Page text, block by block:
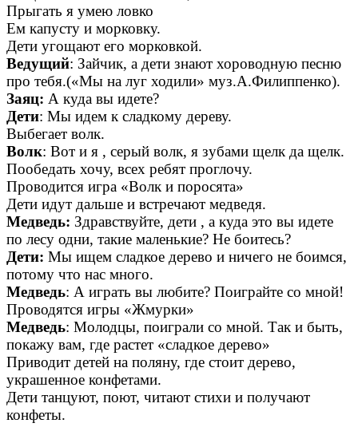
Прыгать я умею ловко
Ем капусту и морковку.
Дети угощают его морковкой.
Ведущий: Зайчик, а дети знают хороводную песню
про тебя.(«Мы на луг ходили» муз.А.Филиппенко).
Заяц: А куда вы идете?
Дети: Мы идем к сладкому дереву.
Выбегает волк.
Волк: Вот и я , серый волк, я зубами щелк да щелк.
Пообедать хочу, всех ребят проглочу.
Проводится игра «Волк и поросята»
Дети идут дальше и встречают медведя.
Медведь: Здравствуйте, дети , а куда это вы идете
по лесу одни, такие маленькие? Не боитесь?
Дети: Мы ищем сладкое дерево и ничего не боимся,
потому что нас много.
Медведь: А играть вы любите? Поиграйте со мной!
Проводятся игры «Жмурки»
Медведь: Молодцы, поиграли со мной. Так и быть,
покажу вам, где растет «сладкое дерево»
Приводит детей на поляну, где стоит дерево,
украшенное конфетами.
Дети танцуют, поют, читают стихи и получают
конфеты.